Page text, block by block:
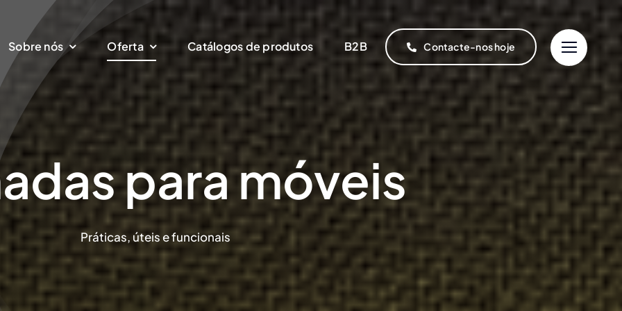
Sobre nós Oferta Catálogos de produtos B2B Contacte-nos hoje
para móveis
Práticas, úteis e funcionais